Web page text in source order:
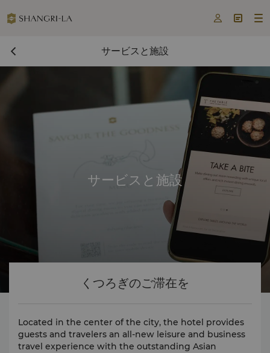
  
サービスと施設
サービスと施設
くつろぎのご滞在を
Located in the center of the city, the hotel provides
guests and travelers an all-new leisure and business
travel experience with the outstanding Asian